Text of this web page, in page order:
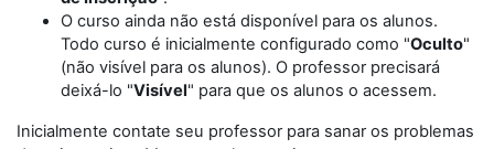
O curso ainda não está disponível para os alunos.
Todo curso é inicialmente configurado como "Oculto"
(não visível para os alunos). O professor precisará
deixá-lo "Visível" para que os alunos o acessem.
Inicialmente contate seu professor para sanar os problemas